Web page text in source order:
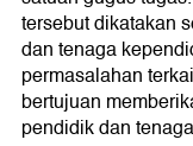
tersebut dikatakan
dan tenaga
permasalahan
bertujuan
pendidik dan